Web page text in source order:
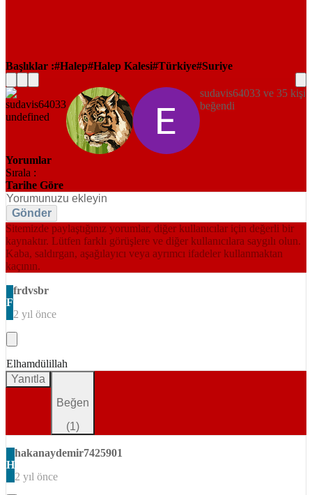
Başlıklar : Halep Halep Kalesi Türkiye Suriye
sudavis64033 ve 35 kişi
beğendi
Yorumlar
Sırala :
Tarihe Göre
Gönder
Sitemizde paylaştığınız yorumlar, diğer kullanıcılar için değerli bir
kaynaktır. Lütfen farklı görüşlere ve diğer kullanıcılara saygılı olun.
Kaba, saldırgan, aşağılayıcı veya ayrımcı ifadeler kullanmaktan
kaçının.
F
frdvsbr
2 yıl önce
Elhamdülillah
Yanıtla
Beğen
(1)
H
hakanaydemir7425901
2 yıl önce